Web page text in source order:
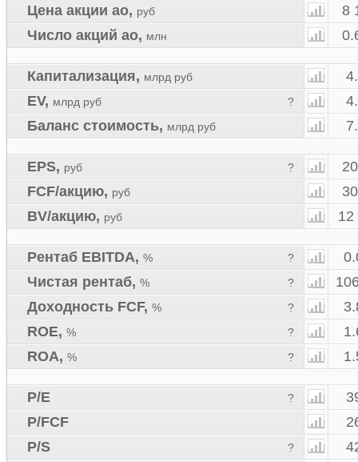
Цена акции ао, руб
8
Число акций ао, млн
Капитализация, млрд руб
EV, млрд руб ?
Баланс стоимость, млрд руб
EPS, руб ?
FCF/акцию, руб
BV/акцию, руб 12
Рентаб EBITDA, % ?
Чистая рентаб, % ?
Доходность FCF, % ?
ROE, % ?
ROA, % ?
P/E ?
P/FCF
P/S
?